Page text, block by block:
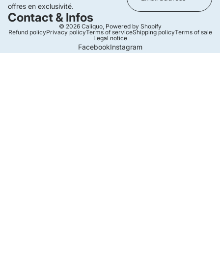
offres en exclusivité.
Contact & Infos
© 2026 Caliquo, Powered by Shopify
Refund policyPrivacy policyTerms of serviceShipping policyTerms of sale
Legal notice
FacebookInstagram